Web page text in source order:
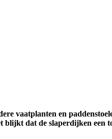
vaatplanten en
dat de slaperdijken een